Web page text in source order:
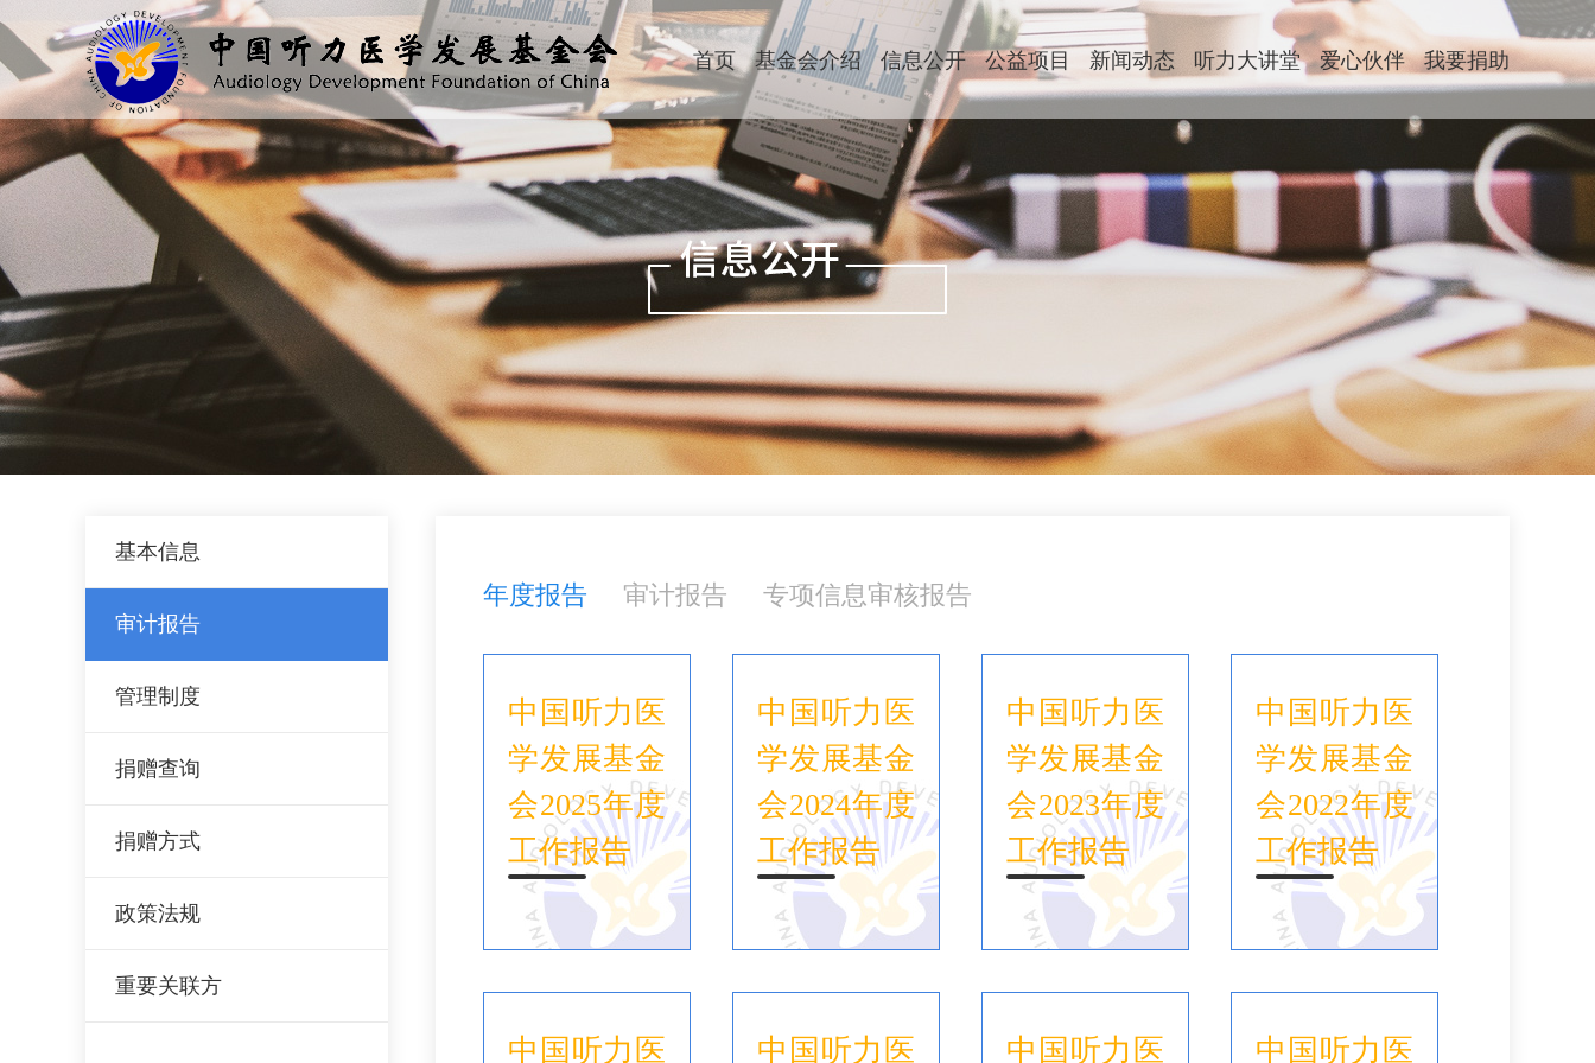
首页 基金会介绍 信息公开 公益项目 新闻动态 听力大讲堂 爱心伙伴 我要捐助
基本信息
审计报告
管理制度
捐赠查询
捐赠方式
政策法规
重要关联方
年度报告 审计报告 专项信息审核报告
中国听力医
学发展基金
会2025年度
工作报告
中国听力医
学发展基金
会2024年度
工作报告
中国听力医
学发展基金
会2023年度
工作报告
中国听力医
学发展基金
会2022年度
工作报告
中国听力医 中国听力医 中国听力医 中国听力医